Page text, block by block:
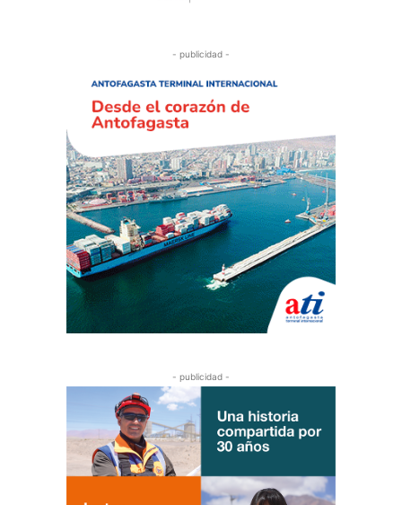
- publicidad -
- publicidad -